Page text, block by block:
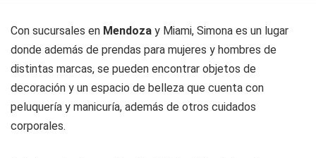
Con sucursales en Mendoza y Miami, Simona es un lugar
donde además de prendas para mujeres y hombres de
distintas marcas, se pueden encontrar objetos de
decoración y un espacio de belleza que cuenta con
peluquería y manicuría, además de otros cuidados
corporales.